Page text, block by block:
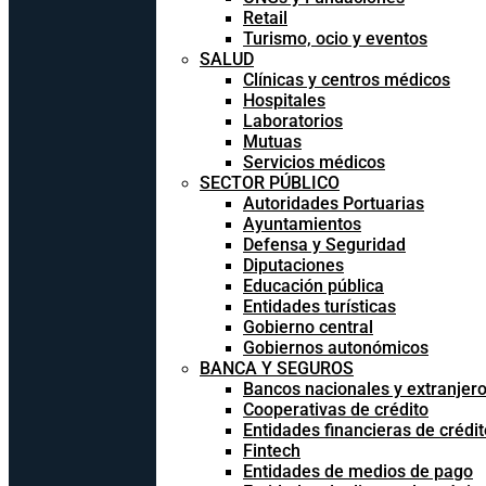
Retail
Turismo, ocio y eventos
SALUD
Clínicas y centros médicos
Hospitales
Laboratorios
Mutuas
Servicios médicos
SECTOR PÚBLICO
Autoridades Portuarias
Ayuntamientos
Defensa y Seguridad
Diputaciones
Educación pública
Entidades turísticas
Gobierno central
Gobiernos autonómicos
BANCA Y SEGUROS
Bancos nacionales y
Cooperativas de crédito
Entidades financieras de
Fintech
Entidades de medios de pago